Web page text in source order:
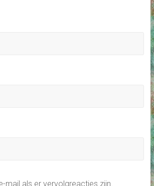
mail als er vervolgreacties zijn.